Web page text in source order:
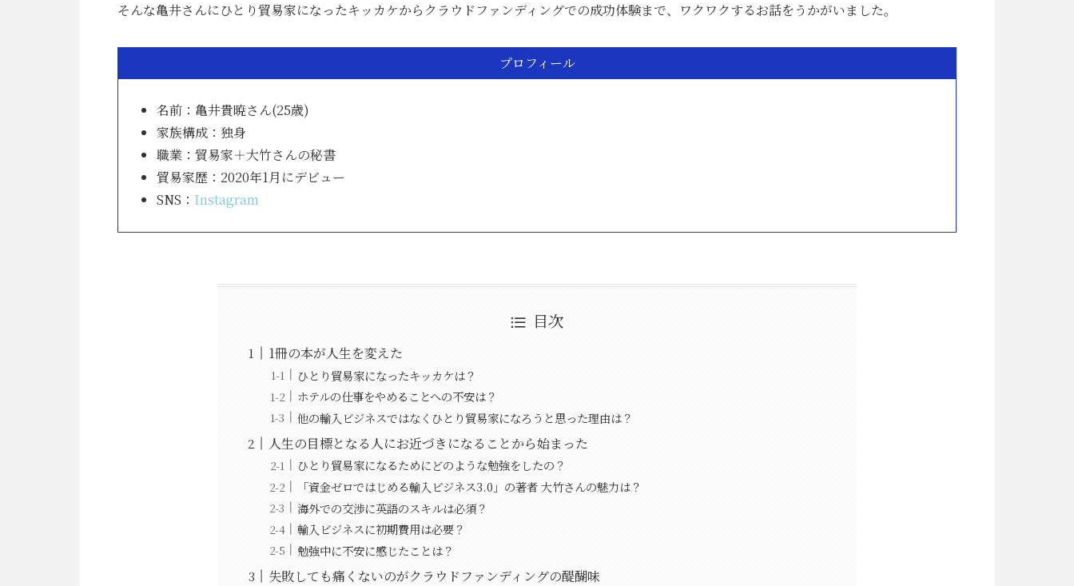
そんな亀井さんにひとり貿易家になったキッカケからクラウドファンディングでの成功体験まで、ワクワクするお話をうかがいました。
プロフィール
名前：亀井貴暁さん(25歳)
家族構成：独身
職業：貿易家＋大竹さんの秘書
貿易家歴：2020年1月にデビュー
SNS： Instagram
目次
1冊の本が人生を変えた
ひとり貿易家になったキッカケは？
ホテルの仕事をやめることへの不安は？
他の輸入ビジネスではなくひとり貿易家になろうと思った理由は？
人生の目標となる人にお近づきになることから始まった
ひとり貿易家になるためにどのような勉強をしたの？
「資金ゼロではじめる輸入ビジネス3.0」の著者 大竹さんの魅力は？
海外での交渉に英語のスキルは必須？
輸入ビジネスに初期費用は必要？
勉強中に不安に感じたことは？
失敗しても痛くないのがクラウドファンディングの醍醐味